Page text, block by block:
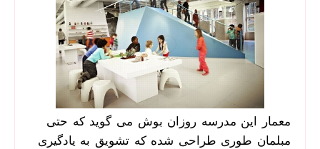
معمار این مدرسه روزان بوش می گوید که حتی
مبلمان طوری طراحی شده که تشویق به یادگیری